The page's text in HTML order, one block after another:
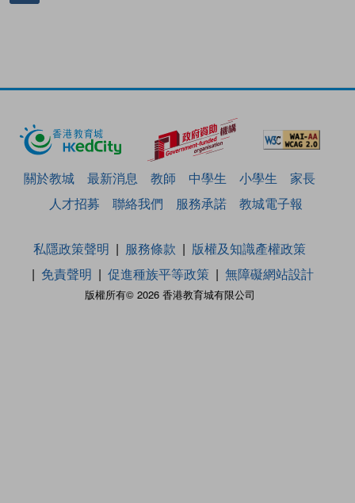
關於教城 最新消息 教師 中學生 小學生
家長
人才招募
聯絡我們 服務承諾 教城電子報
版權所有© 2026 香港教育城有限公司
私隱政策聲明 服務條款
版權及知識產權政策
免責聲明
促進種族平等政策 無障礙網站設計